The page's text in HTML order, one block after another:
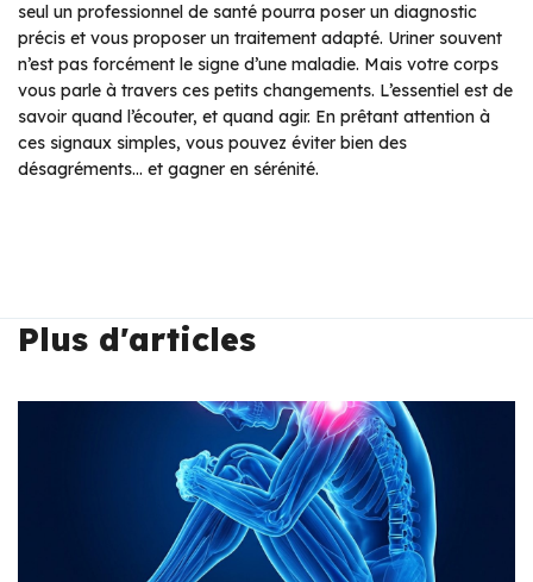
seul un professionnel de santé pourra poser un diagnostic
précis et vous proposer un traitement adapté. Uriner souvent
n’est pas forcément le signe d’une maladie. Mais votre corps
vous parle à travers ces petits changements. L’essentiel est de
savoir quand l’écouter, et quand agir. En prêtant attention à
ces signaux simples, vous pouvez éviter bien des
désagréments… et gagner en sérénité.
Plus d'articles